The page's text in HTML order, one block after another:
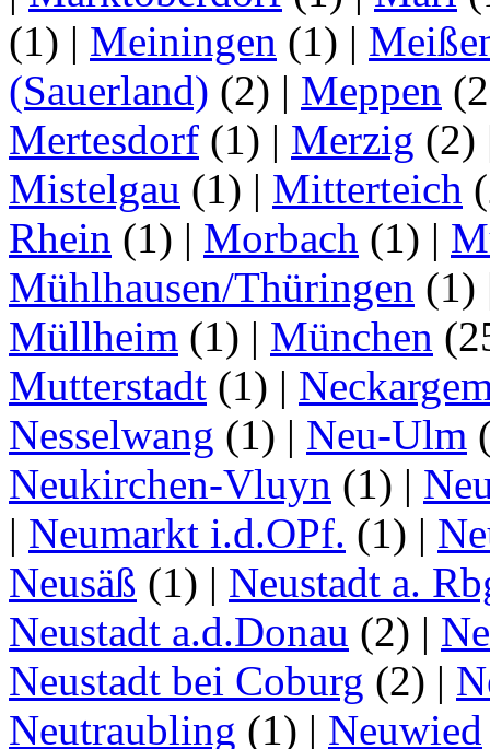
(1) | Meiningen (1) |
(Sauerland) (2) | Meppen
Mertesdorf (1) | Merzig (2)
Mistelgau (1) | Mitterteich
Rhein (1) | Morbach (1) |
Mühlhausen/Thüringen (1)
Müllheim (1) | München
Mutterstadt (1) |
Nesselwang (1) | Neu-Ulm
Neukirchen-Vluyn (1) |
| Neumarkt i.d.OPf. (1) |
Neusäß (1) | Neustadt a.
Neustadt a.d.Donau (2) |
Neustadt bei Coburg (2) |
Neutraubling (1) | Neuwied